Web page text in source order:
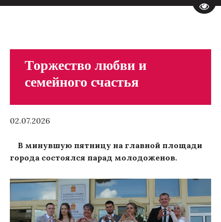
Торжество любви и
семейного счастья
02.07.2026
В минувшую пятницу на главной площади
города состоялся парад молодоженов.